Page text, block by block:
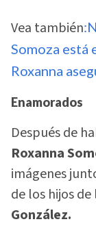
Vea también
Somoza está
Roxanna
Enamorados
Después de
Roxanna
imágenes
de los hijos
González.